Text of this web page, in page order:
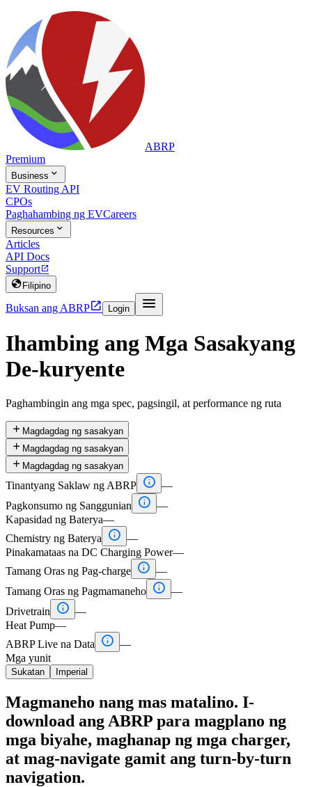
ABRP
Premium
Business 
EV Routing API
CPOs
Paghahambing ng EVCareers
Resources 
Articles
API Docs
Support
 Filipino
Buksan ang ABRP Login 
Ihambing ang Mga Sasakyang
De-kuryente
Paghambingin ang mga spec, pagsingil, at performance ng ruta
 Magdagdag ng sasakyan
 Magdagdag ng sasakyan
 Magdagdag ng sasakyan
Tinantyang Saklaw ng ABRP  —
Pagkonsumo ng Sanggunian
 —
Kapasidad ng Baterya—
Chemistry ng Baterya
 —
Pinakamataas na DC Charging Power—
Tamang Oras ng Pag-charge  —
Tamang Oras ng Pagmamaneho  —
Drivetrain
 —
Heat Pump—
ABRP Live na Data
 —
Mga yunit
Sukatan Imperial
Magmaneho nang mas matalino. I-
download ang ABRP para magplano ng
mga biyahe, maghanap ng mga charger,
at mag-navigate gamit ang turn-by-turn
navigation.